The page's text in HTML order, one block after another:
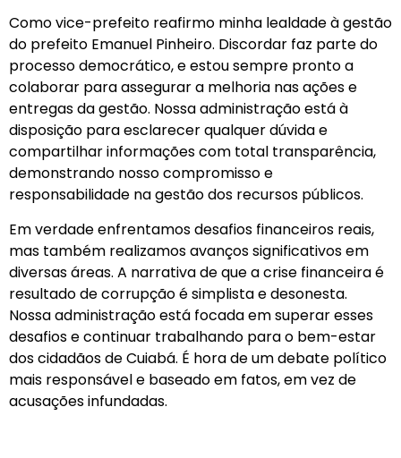
Como vice-prefeito reafirmo minha lealdade à gestão
do prefeito Emanuel Pinheiro. Discordar faz parte do
processo democrático, e estou sempre pronto a
colaborar para assegurar a melhoria nas ações e
entregas da gestão. Nossa administração está à
disposição para esclarecer qualquer dúvida e
compartilhar informações com total transparência,
demonstrando nosso compromisso e
responsabilidade na gestão dos recursos públicos.
Em verdade enfrentamos desafios financeiros reais,
mas também realizamos avanços significativos em
diversas áreas. A narrativa de que a crise financeira é
resultado de corrupção é simplista e desonesta.
Nossa administração está focada em superar esses
desafios e continuar trabalhando para o bem-estar
dos cidadãos de Cuiabá. É hora de um debate político
mais responsável e baseado em fatos, em vez de
acusações infundadas.